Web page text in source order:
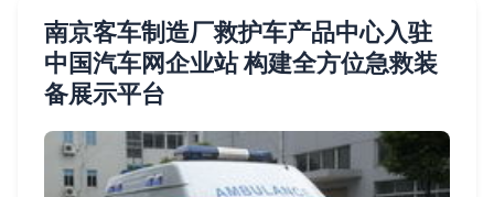
南京客车制造厂救护车产品中心入驻
中国汽车网企业站 构建全方位急救装
备展示平台